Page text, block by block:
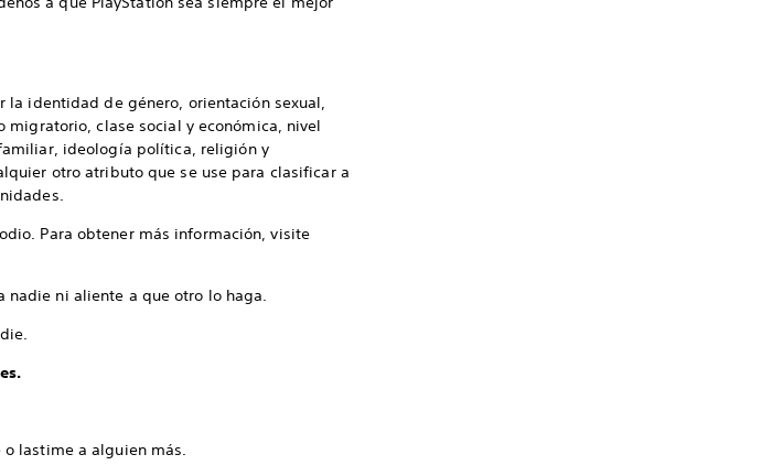
la identidad de género, orientación sexual,
clase social y económica, nivel
ideología política, religión y
otro atributo que se use para clasificar a
Para obtener más información, visite
nadie ni aliente a que otro lo haga.
lastime a alguien más.